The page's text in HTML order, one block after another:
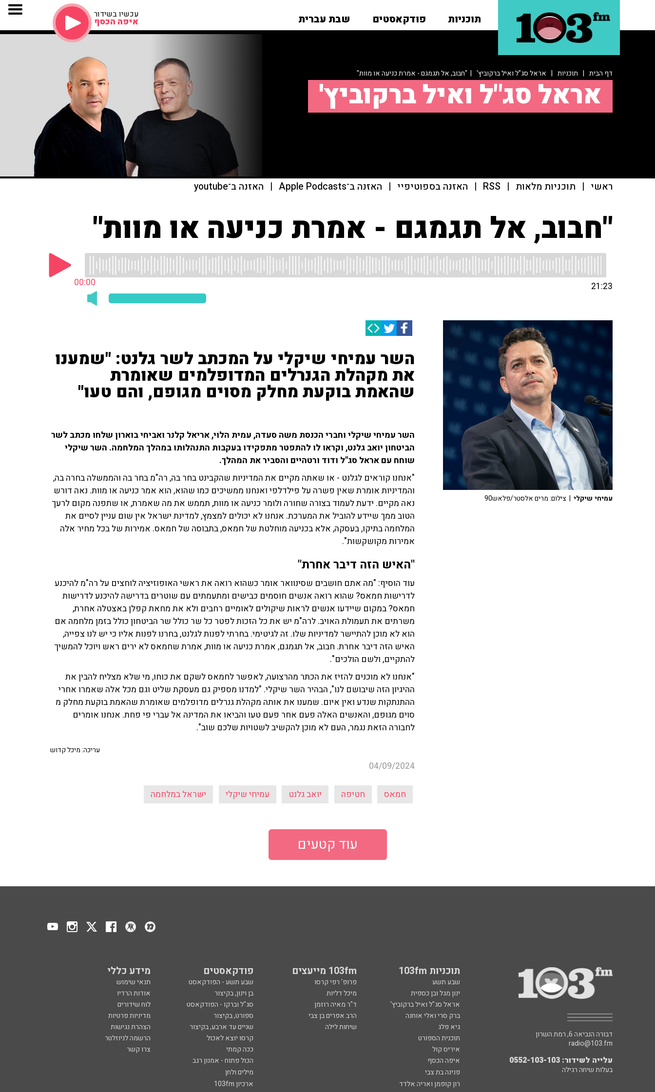
תוכניות פודקאסטים שבת עברית עכשיו בשידור
איפה הכסף
דף הבית | תוכניות | אראל סג"ל ואיל ברקוביץ' | "חבוב, אל תגמגם - אמרת כניעה או מוות"
אראל סג"ל ואיל ברקוביץ'
ראשי | תוכניות מלאות |
RSS
| האזנה בספוטיפיי | האזנה ב־Apple Podcasts | האזנה ב־youtube
"חבוב, אל תגמגם - אמרת כניעה או מוות"
00:00 21:23
השר עמיחי שיקלי על המכתב לשר גלנט: "שמענו
את מקהלת הגנרלים המדופלמים שאומרת
שהאמת בוקעת מחלק מסוים מגופם, והם טעו"
השר עמיחי שיקלי וחברי הכנסת משה סעדה, עמית הלוי, אריאל קלנר ואביחי בוארון שלחו מכתב לשר
הביטחון יואב גלנט, וקראו לו להתפטר מתפקידו בעקבות התנהלותו במהלך המלחמה. השר שיקלי
שוחח עם אראל סג"ל ודוד ורטהיים והסביר את המהלך.
"אנחנו קוראים לגלנט - או שאתה מקיים את המדיניות שהקבינט בחר בה, רה"מ בחר בה והממשלה בחרה בה,
והמדיניות אומרת שאין פשרה על פילדלפי ואנחנו ממשיכים כמו שהוא, הוא אמר כניעה או מוות. נאה דורש
נאה מקיים. ידעת לעמוד בצורה שחורה ולומר כניעה או מוות, תממש את מה שאמרת, או שתפנה מקום לרעך
הטוב ממך שיידע להוביל את המערכת. אנחנו לא יכולים למצמץ, למדינת ישראל אין שום עניין לסיים את
המלחמה בתיקו, בעסקה, אלא בכניעה מוחלטת של חמאס, בתבוסה של חמאס. אמירות של בכל מחיר אלה
אמירות מקושקשות".
"האיש הזה דיבר אחרת"
עוד הוסיף: "מה אתם חושבים שסינוואר אומר כשהוא רואה את ראשי האופוזיציה לוחצים על רה"מ להיכנע
לדרישות חמאס? שהוא רואה אנשים חוסמים כבישים ומתעמתים עם שוטרים בדרישה להיכנע לדרישות
חמאס? במקום שיידעו אנשים לראות שיקולים לאומיים רחבים ולא את מחאת קפלן באצטלה אחרת,
משרתים את תעמולת האויב. לרה"מ יש את כל הזכות לפטר כל שר כולל שר הביטחון כולל בזמן מלחמה אם
הוא לא מוכן להתיישר למדיניות שלו. זה לגיטימי. בחרתי לפנות לגלנט, בחרנו לפנות אליו כי יש לנו צפייה,
האיש הזה דיבר אחרת. חבוב, אל תגמגם, אמרת כניעה או מוות, אמרת שחמאס לא ירים ראש ויוכל להמשיך
להתקיים, ולשם הולכים".
"אנחנו לא מוכנים להזיז את הכתר מהרצועה, לאפשר לחמאס לשקם את כוחו, מי שלא מצליח להבין את
ההיגיון הזה שיבושם לנו", הבהיר השר שיקלי. "למדנו מספיק גם מעסקת שליט וגם מכל אלה שאמרו אחרי
ההתנתקות שנדע ואין איום. שמענו את אותה מקהלת גנרלים מדופלמים שאומרת שהאמת בוקעת מחלק מ
סוים מגופם, והאנשים האלה פעם אחר פעם טעו והביאו את המדינה אל עברי פי פחת. אנחנו אומרים
לחבורה הזאת נגמר, העם לא מוכן להקשיב לשטויות שלכם שוב".
עריכה: מיכל קדוש
04/09/2024
חמאס חטיפה יואב גלנט עמיחי שיקלי ישראל במלחמה
עמיחי שיקלי | צילום: מרים אלסטר/פלאש90
עוד קטעים
תוכניות 103fm 103fm מייעצים פודקאסטים מידע כללי
שבע תשע פרופ' רפי קרסו שבע תשע - הפודקאסט
תנאי שימוש
ינון מגל ובן כספית
מיכל דליות בן וינון, בקיצור
אודות הרדיו
אראל סג"ל ואיל ברקוביץ'
ד"ר מאיה רוזמן סג"ל וברקו - הפודקאסט
לוח שידורים
ברק סרי ואלי אוחנה
הרב אפרים בן צבי ספורט, בקיצור
מדיניות פרטיות
גיא פלג
שיחות לילה שניים עד ארבע, בקיצור
הצהרת נגישות
תוכנית הספורט
קרסו יוצא לאכול
הרשמה לניוזלטר
איריס קול
ככה קמתי
צרו קשר
איפה הכסף
הכול פתוח - אמנון רגב
פנינה בת צבי
מילים ולחן
רון קופמן ואריה אלדד
ארכיון 103fm
דבורה הנביאה 6, רמת השרון
radio@103.fm
עלייה לשידור: 0552-103-103
בעלות שיחה רגילה